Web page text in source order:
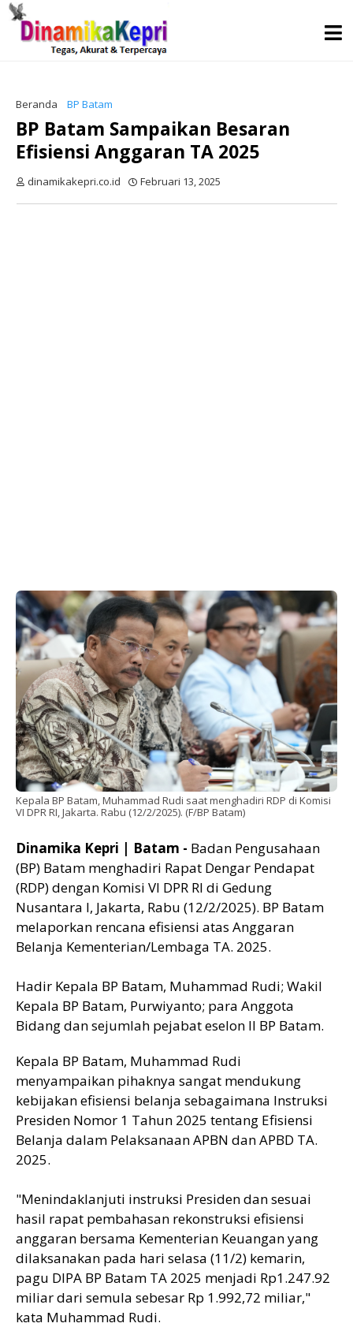
Beranda BP Batam
BP Batam Sampaikan Besaran
Efisiensi Anggaran TA 2025
dinamikakepri.co.id Februari 13, 2025
Kepala BP Batam, Muhammad Rudi saat menghadiri RDP di Komisi
VI DPR RI, Jakarta. Rabu (12/2/2025). (F/BP Batam)
Dinamika Kepri | Batam - Badan Pengusahaan
(BP) Batam menghadiri Rapat Dengar Pendapat
(RDP) dengan Komisi VI DPR RI di Gedung
Nusantara I, Jakarta, Rabu (12/2/2025). BP Batam
melaporkan rencana efisiensi atas Anggaran
Belanja Kementerian/Lembaga TA. 2025.
Hadir Kepala BP Batam, Muhammad Rudi; Wakil
Kepala BP Batam, Purwiyanto; para Anggota
Bidang dan sejumlah pejabat eselon II BP Batam.
Kepala BP Batam, Muhammad Rudi
menyampaikan pihaknya sangat mendukung
kebijakan efisiensi belanja sebagaimana Instruksi
Presiden Nomor 1 Tahun 2025 tentang Efisiensi
Belanja dalam Pelaksanaan APBN dan APBD TA.
2025.
"Menindaklanjuti instruksi Presiden dan sesuai
hasil rapat pembahasan rekonstruksi efisiensi
anggaran bersama Kementerian Keuangan yang
dilaksanakan pada hari selasa (11/2) kemarin,
pagu DIPA BP Batam TA 2025 menjadi Rp1.247.92
miliar dari semula sebesar Rp 1.992,72 miliar,"
kata Muhammad Rudi.